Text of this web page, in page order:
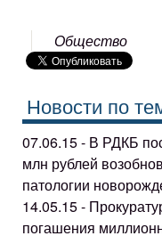
Общество
Новости по
07.06.15 - В РДКБ
млн рублей
патологии
14.05.15 -
погашения